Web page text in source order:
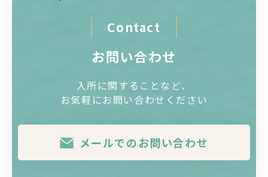
Contact
お問い合わせ
入所に関することなど、
お気軽にお問い合わせください
メールでのお問い合わせ